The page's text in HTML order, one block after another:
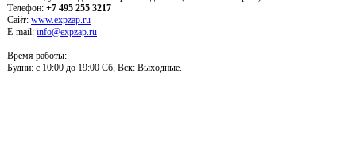
Телефон: +7 495 255 3217
Сайт: www.expzap.ru
E-mail: info@expzap.ru
Время работы:
Будни: c 10:00 до 19:00 Сб, Вск: Выходные.